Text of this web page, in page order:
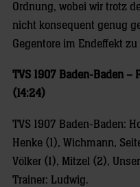
Ordnung, wobei wir trotz
nicht konsequent genug
Gegentore im Endeffekt zu
TVS 1907 Baden-Baden –
(14:24)
TVS 1907 Baden-Baden:
Henke (1), Wichmann,
Völker (1), Mitzel (2),
Trainer: Ludwig.